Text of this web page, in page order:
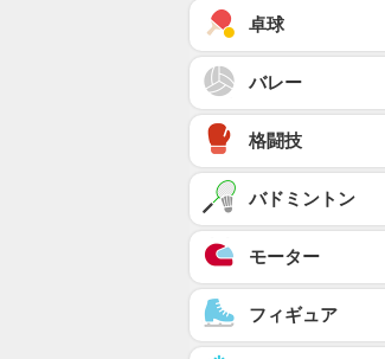
卓球
バレー
格闘技
バドミントン
モーター
フィギュア